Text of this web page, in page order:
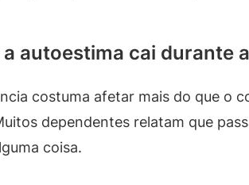
a autoestima cai durante
costuma afetar mais do que o
dependentes relatam que
coisa.